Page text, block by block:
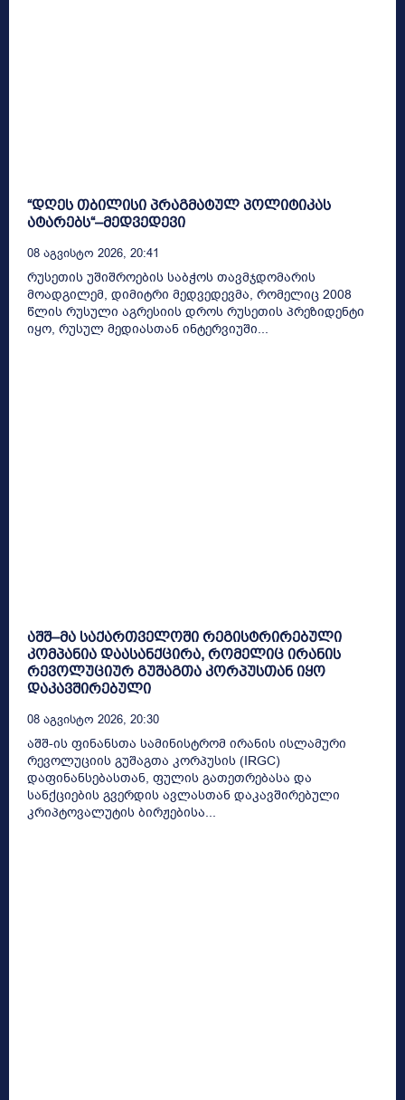
“დღეს თბილისი პრაგმატულ პოლიტიკას
ატარებს“–მედვედევი
08 Აგვისტო 2026, 20:41
რუსეთის უშიშროების საბჭოს თავმჯდომარის
მოადგილემ, დიმიტრი მედვედევმა, რომელიც 2008
წლის რუსული აგრესიის დროს რუსეთის პრეზიდენტი
იყო, რუსულ მედიასთან ინტერვიუში...
აშშ–მა საქართველოში რეგისტრირებული
კომპანია დაასანქცირა, რომელიც ირანის
რევოლუციურ გუშაგთა კორპუსთან იყო
დაკავშირებული
08 Აგვისტო 2026, 20:30
აშშ-ის ფინანსთა სამინისტრომ ირანის ისლამური
რევოლუციის გუშაგთა კორპუსის (IRGC)
დაფინანსებასთან, ფულის გათეთრებასა და
სანქციების გვერდის ავლასთან დაკავშირებული
კრიპტოვალუტის ბირჟებისა...